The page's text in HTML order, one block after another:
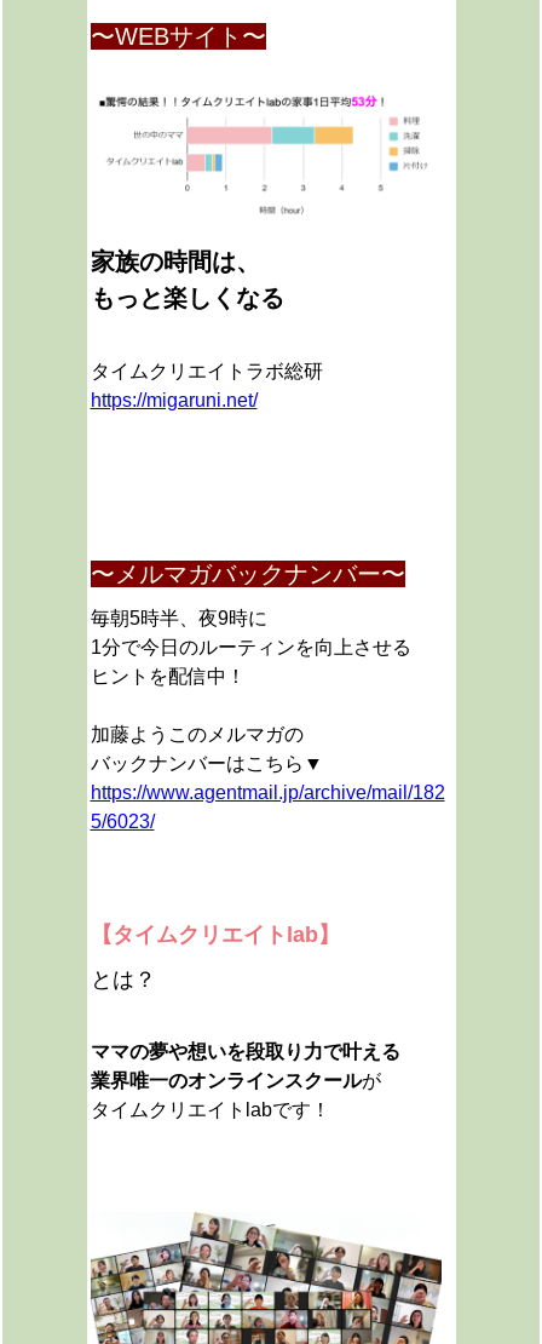
〜WEBサイト〜
家族の時間は、
もっと楽しくなる
タイムクリエイトラボ総研
https://migaruni.net/
〜メルマガバックナンバー〜
毎朝5時半、夜9時に
1分で今日のルーティンを向上させる
ヒントを配信中！
加藤ようこのメルマガの
バックナンバーはこちら▼
https://www.agentmail.jp/archive/mail/182
5/6023/
【タイムクリエイトlab】
とは？
ママの夢や想いを段取り力で叶える
業界唯一のオンラインスクールが
タイムクリエイトlabです！